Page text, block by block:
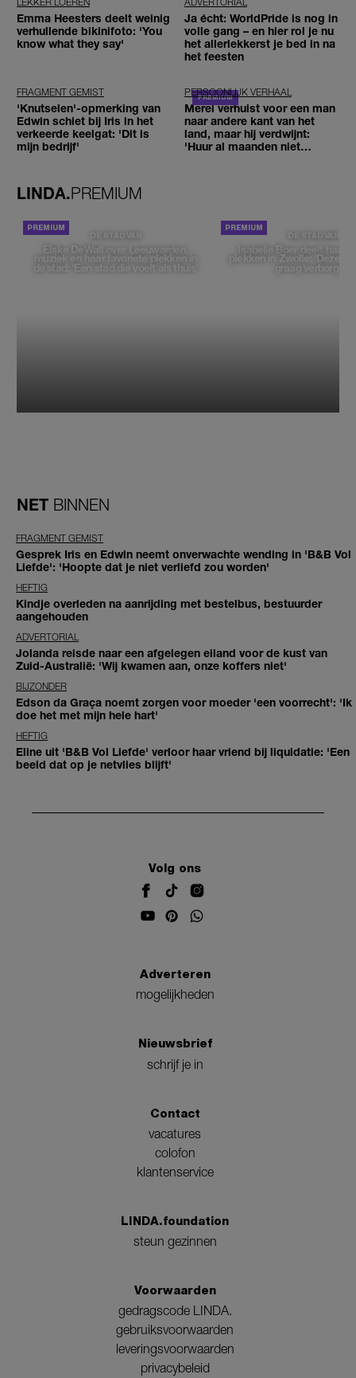
Emma Heesters deelt weinig
verhullende bikinifoto: 'You
know what they say'
Ja écht: WorldPride is nog in
volle gang – en hier rol je nu
het allerlekkerst je bed in na
het feesten
FRAGMENT GEMIST
'Knutselen'-opmerking van
Edwin schiet bij Iris in het
verkeerde keelgat: 'Dit is
mijn bedrijf'
PERSOONLIJK VERHAAL
Merel verhuist voor een man
naar andere kant van het
land, maar hij verdwijnt:
'Huur al maanden niet
LINDA.PREMIUM
DE STAD VAN
Elske DeWall over Leeuwarden,
muziek en haar favoriete plekken in
de stad: 'Een stad die voelt als thuis'
DE STAD VAN
Isabelle Boer deelt haar
plekken in Zwolle: 'Deze
graag verborgen'
NET BINNEN
FRAGMENT GEMIST
Gesprek Iris en Edwin neemt onverwachte wending in 'B&B Vol
Liefde': 'Hoopte dat je niet verliefd zou worden'
HEFTIG
Kindje overleden na aanrijding met bestelbus, bestuurder
aangehouden
ADVERTORIAL
Jolanda reisde naar een afgelegen eiland voor de kust van
Zuid-Australië: 'Wij kwamen aan, onze koffers niet'
BIJZONDER
Edson da Graça noemt zorgen voor moeder 'een voorrecht': 'Ik
doe het met mijn hele hart'
HEFTIG
Eline uit 'B&B Vol Liefde' verloor haar vriend bij liquidatie: 'Een
beeld dat op je netvlies blijft'
Volg ons
Adverteren
mogelijkheden
Nieuwsbrief
schrijf je in
Contact
vacatures
colofon
klantenservice
LINDA.foundation
steun gezinnen
Voorwaarden
gedragscode LINDA.
gebruiksvoorwaarden
leveringsvoorwaarden
privacybeleid